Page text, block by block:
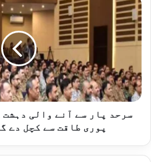
تبادلہ
خیال
پار
سے
آنے
دہشت
گردی
کو
ریاست
اپنی
سرحد پار سے آنے والی
پوری طاقت سے کچل دے